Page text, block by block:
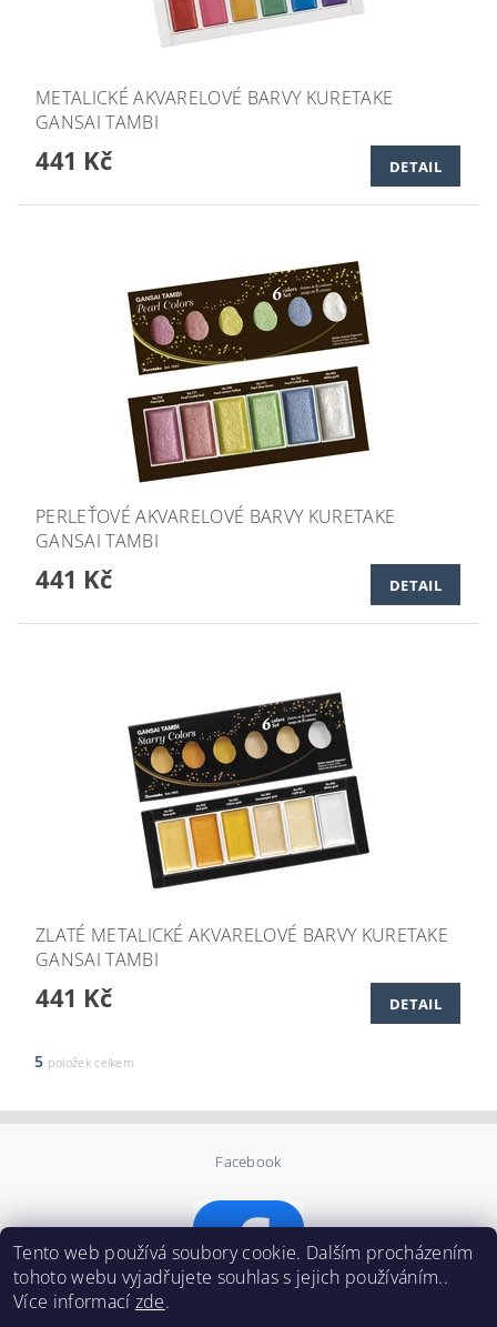
METALICKÉ AKVARELOVÉ BARVY KURETAKE
GANSAI TAMBI
441 Kč DETAIL
PERLEŤOVÉ AKVARELOVÉ BARVY KURETAKE
GANSAI TAMBI
441 Kč DETAIL
ZLATÉ METALICKÉ AKVARELOVÉ BARVY KURETAKE
GANSAI TAMBI
441 Kč DETAIL
5 položek celkem
Facebook
Tento web používá soubory cookie. Dalším procházením
tohoto webu vyjadřujete souhlas s jejich používáním..
Více informací zde.